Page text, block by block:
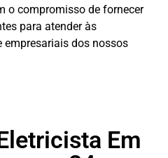
o compromisso de fornecer
para atender às
empresariais dos nossos
Em